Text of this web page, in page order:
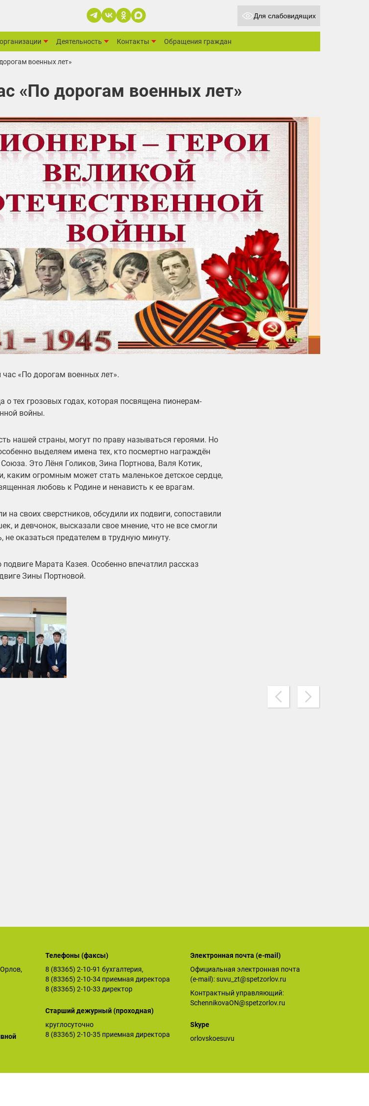
Для слабовидящих
Деятельность Контакты Обращения граждан
военных лет»
«По дорогам военных лет»
«По дорогам военных лет».
о тех грозовых годах, которая посвящена пионерам-
войны.
нашей страны, могут по праву называться героями. Но
выделяем имена тех, кто посмертно награждён
Это Лёня Голиков, Зина Портнова, Валя Котик,
каким огромным может стать маленькое детское сердце,
любовь к Родине и ненависть к ее врагам.
на своих сверстников, обсудили их подвиги, сопоставили
и девчонок, высказали свое мнение, что не все смогли
не оказаться предателем в трудную минуту.
Марата Казея. Особенно впечатлил рассказ
Зины Портновой.
Телефоны (факсы)
8 (83365) 2-10-91 бухгалтерия,
8 (83365) 2-10-34 приемная директора
8 (83365) 2-10-33 директор
Старший дежурный (проходная)
круглосуточно
8 (83365) 2-10-35 приемная директора
Электронная почта (е-mail)
Официальная электронная почта
(е-mail):suvu_zt@spetzorlov.ru
Контрактный управляющий:
SchennikovaON@spetzorlov.ru
Skype
orlovskoesuvu